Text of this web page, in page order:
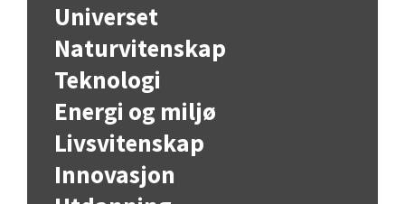
Universet
Naturvitenskap
Teknologi
Energi og miljø
Livsvitenskap
Innovasjon